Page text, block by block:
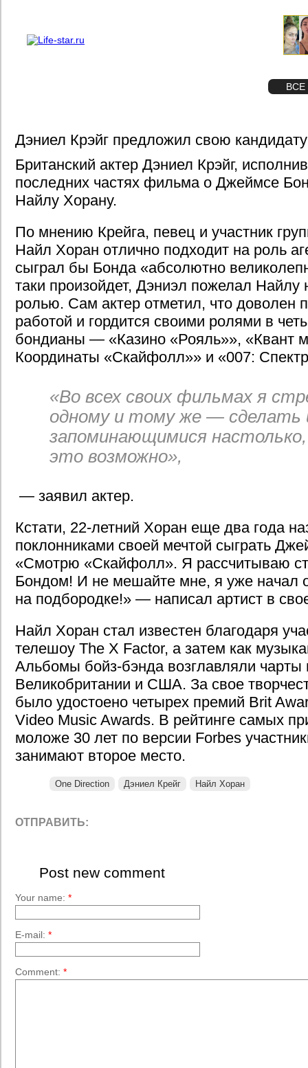
ВСЕ
Дэниел Крэйг предложил свою
Британский актер Дэниел Крэйг,
последних частях фильма о Джеймсе
Найлу Хорану.
По мнению Крейга, певец и участник
Найл Хоран отлично подходит на роль
сыграл бы Бонда «абсолютно
таки произойдет, Дэниэл пожелал Найлу
ролью. Сам актер отметил, что доволен
работой и гордится своими ролями в
бондианы — «Казино «Рояль»», «Квант
Координаты «Скайфолл»» и «007:
«Во всех своих фильмах я
одному и тому же — сделать
запоминающимися настолько,
это возможно»,
— заявил актер.
Кстати, 22-летний Хоран еще два года
поклонниками своей мечтой сыграть
«Смотрю «Скайфолл». Я рассчитываю
Бондом! И не мешайте мне, я уже начал
на подбородке!» — написал артист в
Найл Хоран стал известен благодаря
телешоу The X Factor, а затем как
Альбомы бойз-бэнда возглавляли чарты
Великобритании и США. За свое
было удостоено четырех премий Brit
Video Music Awards. В рейтинге самых
моложе 30 лет по версии Forbes
занимают второе место.
One Direction Дэниел Крейг Найл Хоран
ОТПРАВИТЬ:
Post new comment
Your name: *
E-mail: *
Comment: *